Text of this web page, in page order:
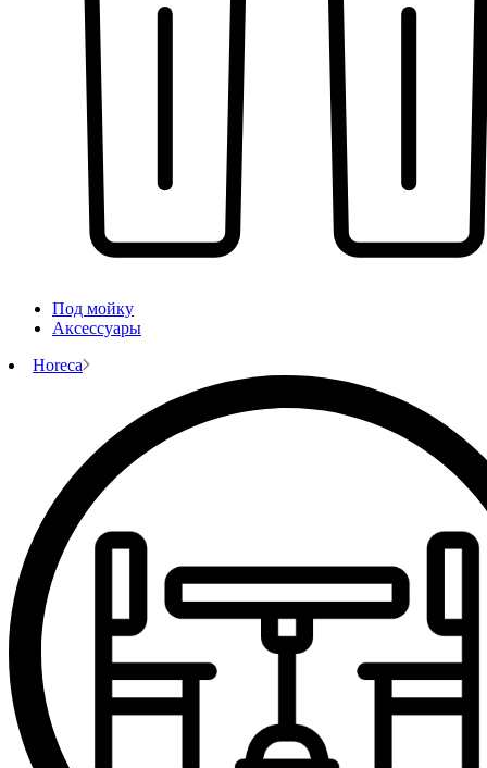
Под мойку
Аксессуары
Horeca